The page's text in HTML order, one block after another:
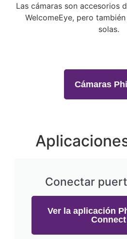
Las cámaras son accesorios
WelcomeEye, pero
solas.
Cámaras
Conectar
Ver la aplicación
Connect